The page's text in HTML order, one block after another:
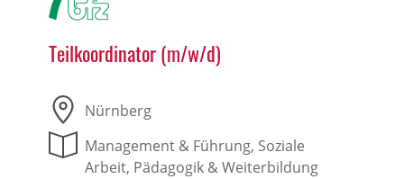
Teilkoordinator (m/w/d)
Nürnberg
Management & Führung, Soziale
Arbeit, Pädagogik & Weiterbildung